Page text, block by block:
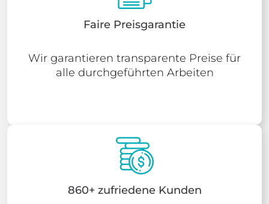
Faire Preisgarantie
Wir garantieren transparente Preise für
alle durchgeführten Arbeiten
860+ zufriedene Kunden